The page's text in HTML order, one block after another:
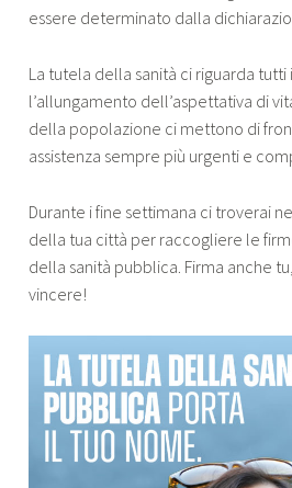
essere determinato dalla
La tutela della sanità ci riguarda
l’allungamento dell’aspettativa di
della popolazione ci mettono di
assistenza sempre più urgenti e
Durante i fine settimana ci troverai
della tua città per raccogliere le
della sanità pubblica. Firma anche
vincere!